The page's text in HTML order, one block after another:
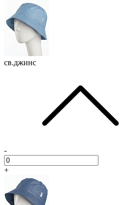
св.джинс
-
+